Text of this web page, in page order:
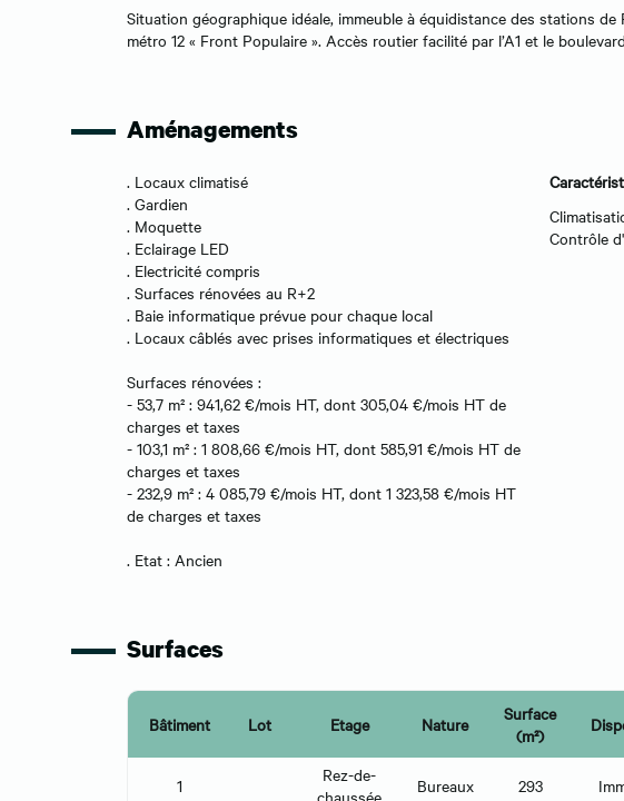
Situation géographique idéale, immeuble à équidistance des stations de
métro 12 « Front Populaire ». Accès routier facilité par l’A1 et le
Aménagements
. Locaux climatisé
. Gardien
. Moquette
. Eclairage LED
. Electricité compris
. Surfaces rénovées au R+2
. Baie informatique prévue pour chaque local
. Locaux câblés avec prises informatiques et électriques
Surfaces rénovées :
- 53,7 m² : 941,62 €/mois HT, dont 305,04 €/mois HT de
charges et taxes
- 103,1 m² : 1 808,66 €/mois HT, dont 585,91 €/mois HT de
charges et taxes
- 232,9 m² : 4 085,79 €/mois HT, dont 1 323,58 €/mois HT
de charges et taxes
. Etat : Ancien
Contrôle
Surfaces
Bâtiment Lot Etage Nature
Surface
(m²)
1
Rez-de-
chaussée
Bureaux 293